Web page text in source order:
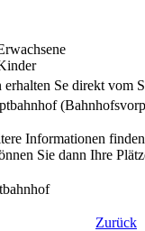
erhalten Se direkt vom
Informationen
Sie dann Ihre
Zurück